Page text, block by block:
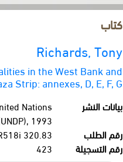
كتاب
Richards, Tony
in the West Bank and
Strip: annexes, D, E, F, G
بيانات النشر
Nations
1993.
رقم الطلب
320.83 R518i
رقم التسجيلة
423